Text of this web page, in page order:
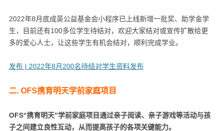
2022年8月底成英公益基金会小程序已上线新增一批奖、助学金学
生，目前还有100多位学生待结对，欢迎大家结对或宣传扩散给更
多的爱心人士，让这些学生有机会结对，顺利完成学业。
发布 | 2022年8月200名待结对学生资料发布
二. OFS携育明天学前家庭项目
OFS“携育明天”学前家庭项目通过亲子阅读、亲子游戏等活动与孩
子之间建立良性互动，从而提高孩子的各项关键能力。